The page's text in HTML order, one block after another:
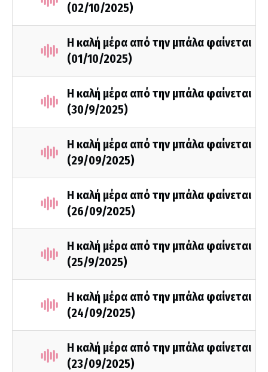
(02/10/2025)
Η καλή μέρα από την μπάλα φαίνεται
(01/10/2025)
Η καλή μέρα από την μπάλα φαίνεται
(30/9/2025)
Η καλή μέρα από την μπάλα φαίνεται
(29/09/2025)
Η καλή μέρα από την μπάλα φαίνεται
(26/09/2025)
Η καλή μέρα από την μπάλα φαίνεται
(25/9/2025)
Η καλή μέρα από την μπάλα φαίνεται
(24/09/2025)
Η καλή μέρα από την μπάλα φαίνεται
(23/09/2025)